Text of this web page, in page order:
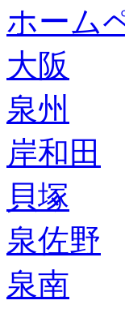
ホーム
大阪
泉州
岸和田
貝塚
泉佐野
泉南